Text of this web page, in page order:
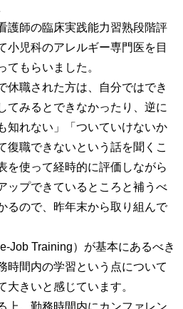
師の臨床実践能力習熟段階評
小児科のアレルギー専門医を目
てもらいました。
職された方は、自分ではでき
てみるとできなかったり、逆に
知れない」「ついていけないか
復職できないという話を聞くこ
を使って経時的に評価しながら
ップできているところと補うべ
るので、昨年末から取り組んで
Training）が基本にあるべき
時間内の学習という点について
大きいと感じています。